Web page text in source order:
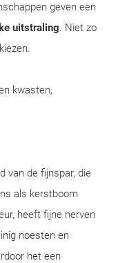
geven een
uitstraling. Niet zo
kiezen.
kwasten,
van de fijnspar, die
als kerstboom
heeft fijne nerven
noesten en
het een